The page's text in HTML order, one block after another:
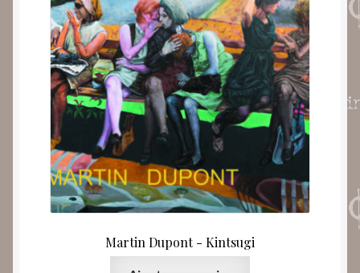
Martin Dupont ‎- Kintsugi